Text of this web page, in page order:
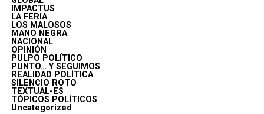
IMPACTUS
LA FERIA
LOS MALOSOS
MANO NEGRA
NACIONAL
OPINIÓN
PULPO POLÍTICO
PUNTO… Y SEGUIMOS
REALIDAD POLÍTICA
SILENCIO ROTO
TEXTUAL-ES
TÓPICOS POLÍTICOS
Uncategorized